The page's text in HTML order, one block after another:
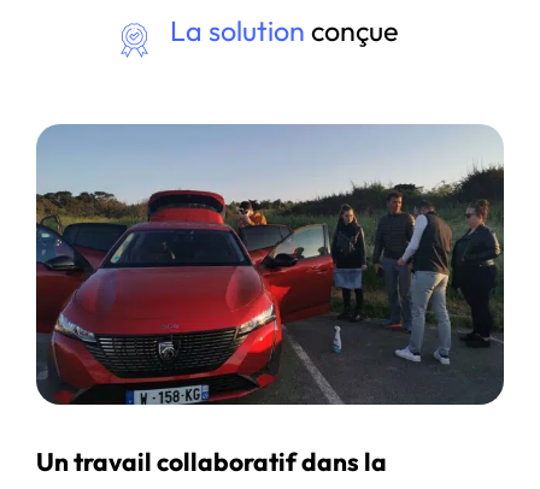
La solution conçue
Un travail collaboratif dans la